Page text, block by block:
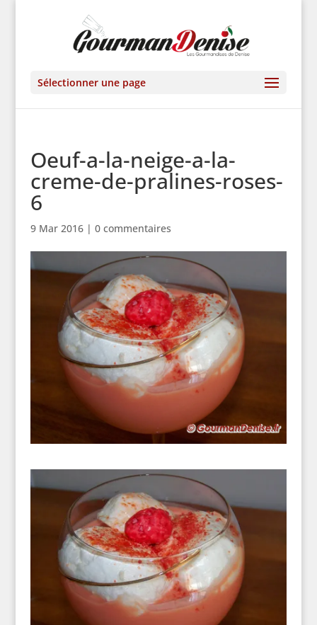
Sélectionner une page
Oeuf-a-la-neige-a-la-
creme-de-pralines-roses-
6
9 Mar 2016| 0 commentaires